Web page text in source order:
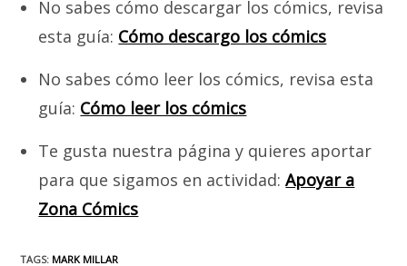
No sabes cómo descargar los cómics, revisa
esta guía: Cómo descargo los cómics
No sabes cómo leer los cómics, revisa esta
guía: Cómo leer los cómics
Te gusta nuestra página y quieres aportar
para que sigamos en actividad:Apoyar a
Zona Cómics
TAGS: MARK MILLAR